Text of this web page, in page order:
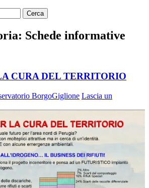
Schede informative
CURA DEL TERRITORIO
BorgoGiglione Lascia un